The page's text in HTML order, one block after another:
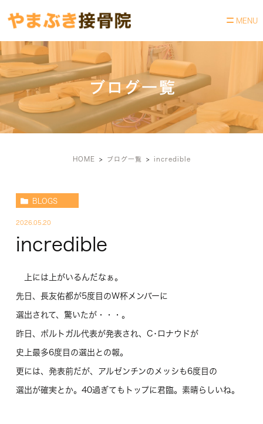
ブログ一覧
HOME ブログ一覧 incredible
BLOGS
2026.05.20
incredible
上には上がいるんだなぁ。
先日、長友佑都が5度目のＷ杯メンバーに
選出されて、驚いたが・・・。
昨日、ポルトガル代表が発表され、C･ロナウドが
史上最多6度目の選出との報。
更には、発表前だが、アルゼンチンのメッシも6度目の
選出が確実とか。40過ぎてもトップに君臨。素晴らしいね。